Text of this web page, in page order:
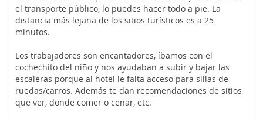
el transporte público, lo puedes hacer todo a pie. La
distancia más lejana de los sitios turísticos es a 25
minutos.
Los trabajadores son encantadores, íbamos con el
cochechito del niño y nos ayudaban a subir y bajar las
escaleras porque al hotel le falta acceso para sillas de
ruedas/carros. Además te dan recomendaciones de sitios
que ver, donde comer o cenar, etc.